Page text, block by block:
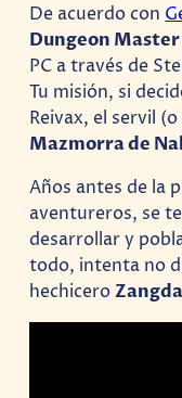
De acuerdo con
Dungeon Master
PC a través de
Tu misión, si
Reivax, el servil
Mazmorra de
Años antes de la
aventureros, se
desarrollar y
todo, intenta no
hechicero